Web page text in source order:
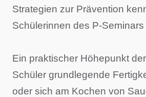
Strategien zur Prävention
Schülerinnen des P-
Ein praktischer Höhepunkt
Schüler grundlegende
oder sich am Kochen von